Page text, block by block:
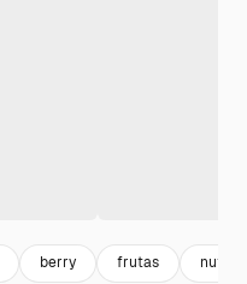
berry frutas